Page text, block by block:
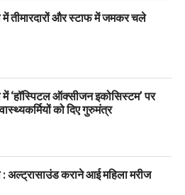
तीमारदारों और स्टाफ में जमकर चले
‘हॉस्पिटल ऑक्सीजन इकोसिस्टम’ पर
को दिए गुरुमंत्र
अल्ट्रासाउंड कराने आई महिला मरीज